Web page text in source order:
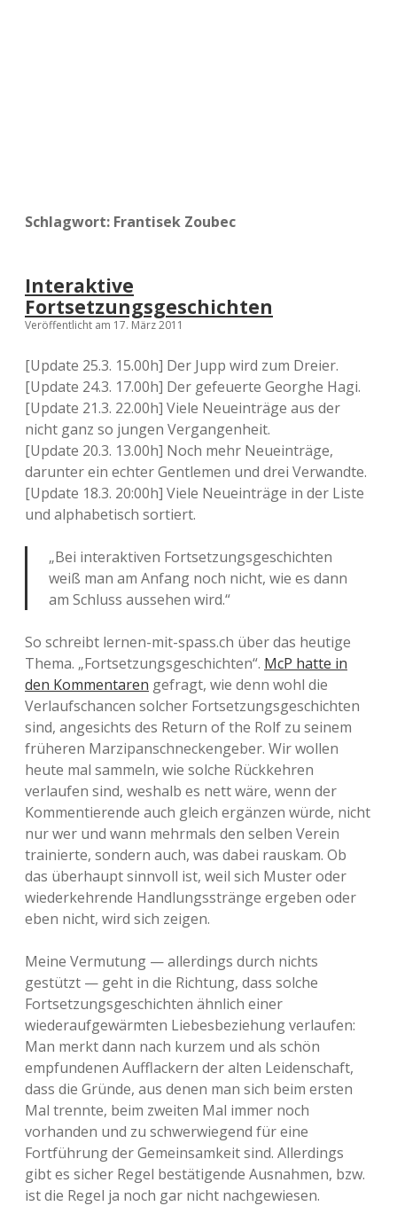
Schlagwort: Frantisek Zoubec
Interaktive
Fortsetzungsgeschichten
Veröffentlicht am 17. März 2011
[Update 25.3. 15.00h] Der Jupp wird zum Dreier.
[Update 24.3. 17.00h] Der gefeuerte Georghe Hagi.
[Update 21.3. 22.00h] Viele Neueinträge aus der
nicht ganz so jungen Vergangenheit.
[Update 20.3. 13.00h] Noch mehr Neueinträge,
darunter ein echter Gentlemen und drei Verwandte.
[Update 18.3. 20:00h] Viele Neueinträge in der Liste
und alphabetisch sortiert.
„Bei interaktiven Fortsetzungsgeschichten
weiß man am Anfang noch nicht, wie es dann
am Schluss aussehen wird.“
So schreibt lernen-mit-spass.ch über das heutige
Thema. „Fortsetzungsgeschichten“. McP hatte in
den Kommentaren gefragt, wie denn wohl die
Verlaufschancen solcher Fortsetzungsgeschichten
sind, angesichts des Return of the Rolf zu seinem
früheren Marzipanschneckengeber. Wir wollen
heute mal sammeln, wie solche Rückkehren
verlaufen sind, weshalb es nett wäre, wenn der
Kommentierende auch gleich ergänzen würde, nicht
nur wer und wann mehrmals den selben Verein
trainierte, sondern auch, was dabei rauskam. Ob
das überhaupt sinnvoll ist, weil sich Muster oder
wiederkehrende Handlungsstränge ergeben oder
eben nicht, wird sich zeigen.
Meine Vermutung — allerdings durch nichts
gestützt — geht in die Richtung, dass solche
Fortsetzungsgeschichten ähnlich einer
wiederaufgewärmten Liebesbeziehung verlaufen:
Man merkt dann nach kurzem und als schön
empfundenen Aufflackern der alten Leidenschaft,
dass die Gründe, aus denen man sich beim ersten
Mal trennte, beim zweiten Mal immer noch
vorhanden und zu schwerwiegend für eine
Fortführung der Gemeinsamkeit sind. Allerdings
gibt es sicher Regel bestätigende Ausnahmen, bzw.
ist die Regel ja noch gar nicht nachgewiesen.